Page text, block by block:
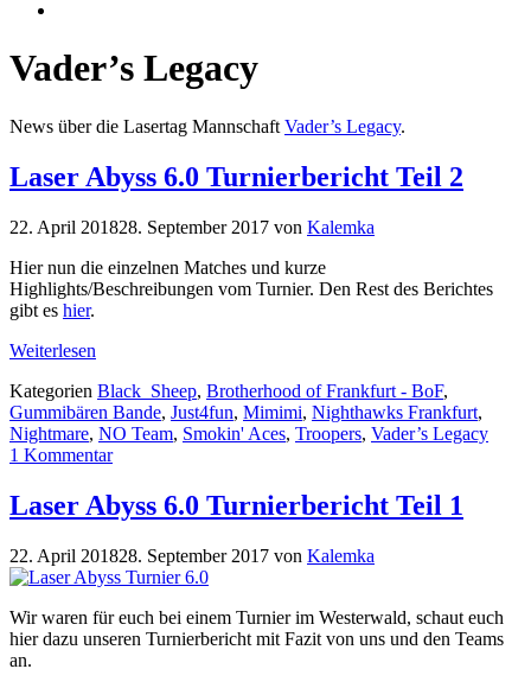
Vader’s Legacy
News über die Lasertag Mannschaft Vader’s Legacy.
Laser Abyss 6.0 Turnierbericht Teil 2
22. April 201828. September 2017 von Kalemka
Hier nun die einzelnen Matches und kurze
Highlights/Beschreibungen vom Turnier. Den Rest des Berichtes
gibt es hier.
Weiterlesen
Kategorien Black_Sheep, Brotherhood of Frankfurt - BoF,
Gummibären Bande, Just4fun, Mimimi, Nighthawks Frankfurt,
Nightmare, NO Team, Smokin' Aces, Troopers, Vader’s Legacy
1 Kommentar
Laser Abyss 6.0 Turnierbericht Teil 1
22. April 201828. September 2017 von Kalemka
Wir waren für euch bei einem Turnier im Westerwald, schaut euch
hier dazu unseren Turnierbericht mit Fazit von uns und den Teams
an.